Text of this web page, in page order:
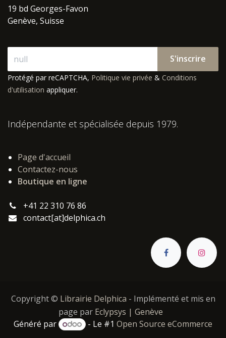
19 bd Georges-Favon
Genève, Suisse
S'inscrire
Protégé par reCAPTCHA, Politique vie privée & Conditions
d'utilisation appliquer.
Indépendante et spécialisée depuis 1979.
Page d'accueil
Contactez-nous
Boutique en ligne
+41 22 310 76 86
contact[at]delphica.ch
Copyright © Librairie Delphica - Implémenté et mis en
page par Eclypsys | Genève
Généré par
- Le #1Open Source eCommerce